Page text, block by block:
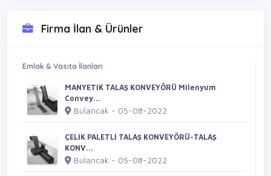
Firma İlan & Ürünler
Emlak & Vasıta İlanları
MANYETİK TALAŞ KONVEYÖRÜ Milenyum
Convey...
Bulancak - 05-08-2022
ÇELİK PALETLİ TALAŞ KONVEYÖRÜ-TALAŞ
KONV...
Bulancak - 05-08-2022